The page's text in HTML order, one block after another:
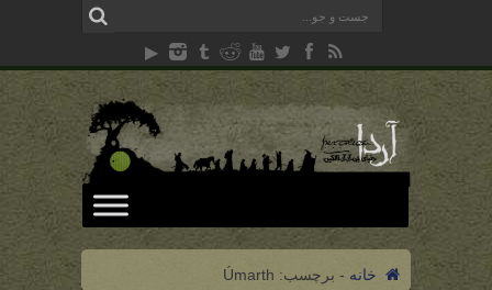
خانه - برچسب: Úmarth